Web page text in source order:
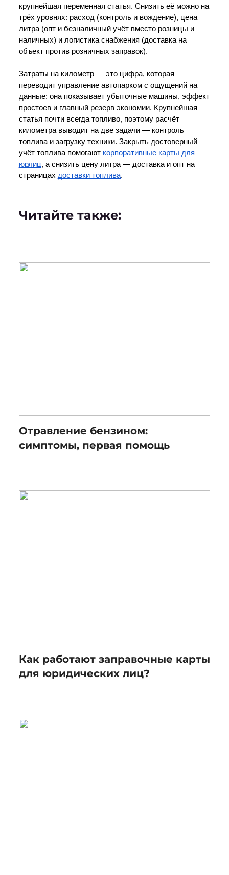
крупнейшая переменная статья. Снизить её можно на
трёх уровнях: расход (контроль и вождение), цена
литра (опт и безналичный учёт вместо розницы и
наличных) и логистика снабжения (доставка на
объект против розничных заправок).
Затраты на километр — это цифра, которая
переводит управление автопарком с ощущений на
данные: она показывает убыточные машины, эффект
простоев и главный резерв экономии. Крупнейшая
статья почти всегда топливо, поэтому расчёт
километра выводит на две задачи — контроль
топлива и загрузку техники. Закрыть достоверный
учёт топлива помогают корпоративные карты для
юрлиц, а снизить цену литра — доставка и опт на
страницах доставки топлива.
Читайте также:
Отравление бензином:
симптомы, первая помощь
Как работают заправочные карты
для юридических лиц?